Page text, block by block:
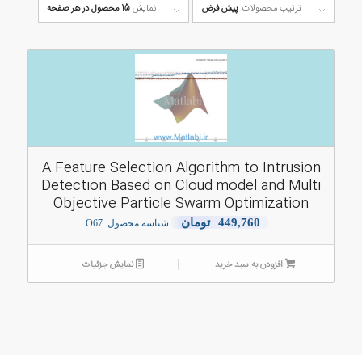
ترتیب محصولات: پیش فرض نمایش15 محصول در هر صفحه
A Feature Selection Algorithm to Intrusion
Detection Based on Cloud model and Multi
Objective Particle Swarm Optimization
449,760 تومان شناسه محصول: O67
افزودن به سبد خرید نمایش جزئیات